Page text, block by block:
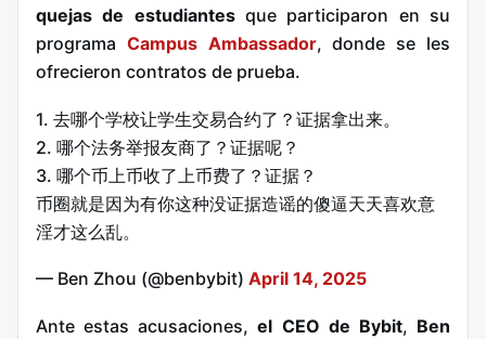
quejas de estudiantesque participaron en su
programa Campus Ambassador, donde se les
ofrecieron contratos de prueba.
1. 去哪个学校让学生交易合约了？证据拿出来。
2. 哪个法务举报友商了？证据呢？
3. 哪个币上币收了上币费了？证据？
币圈就是因为有你这种没证据造谣的傻逼天天喜欢意
淫才这么乱。
— Ben Zhou (@benbybit) April 14, 2025
Ante estas acusaciones,el CEO de Bybit, Ben